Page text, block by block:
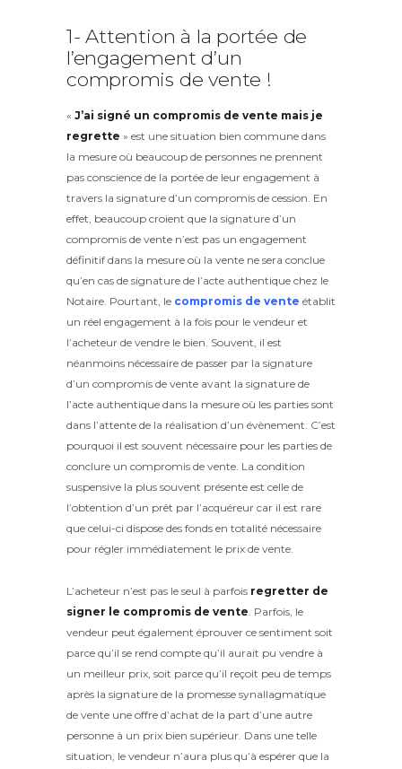
1- Attention à la portée de
l’engagement d’un
compromis de vente !
« J’ai signé un compromis de vente mais je
regrette » est une situation bien commune dans
la mesure où beaucoup de personnes ne prennent
pas conscience de la portée de leur engagement à
travers la signature d’un compromis de cession. En
effet, beaucoup croient que la signature d’un
compromis de vente n’est pas un engagement
définitif dans la mesure où la vente ne sera conclue
qu’en cas de signature de l’acte authentique chez le
Notaire. Pourtant, le compromis de vente établit
un réel engagement à la fois pour le vendeur et
l’acheteur de vendre le bien. Souvent, il est
néanmoins nécessaire de passer par la signature
d’un compromis de vente avant la signature de
l’acte authentique dans la mesure où les parties sont
dans l’attente de la réalisation d’un évènement. C’est
pourquoi il est souvent nécessaire pour les parties de
conclure un compromis de vente. La condition
suspensive la plus souvent présente est celle de
l’obtention d’un prêt par l’acquéreur car il est rare
que celui-ci dispose des fonds en totalité nécessaire
pour régler immédiatement le prix de vente.
L’acheteur n’est pas le seul à parfois regretter de
signer le compromis de vente. Parfois, le
vendeur peut également éprouver ce sentiment soit
parce qu’il se rend compte qu’il aurait pu vendre à
un meilleur prix, soit parce qu’il reçoit peu de temps
après la signature de la promesse synallagmatique
de vente une offre d’achat de la part d’une autre
personne à un prix bien supérieur. Dans une telle
situation, le vendeur n’aura plus qu’à espérer que la